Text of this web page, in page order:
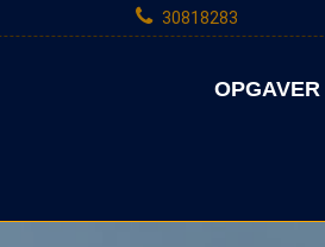
30818283
OPGAVER